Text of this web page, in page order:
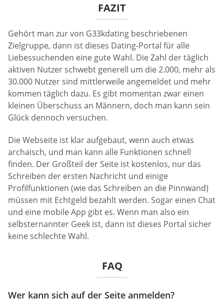
FAZIT
Gehört man zur von G33kdating beschriebenen
Zielgruppe, dann ist dieses Dating-Portal für alle
Liebessuchenden eine gute Wahl. Die Zahl der täglich
aktiven Nutzer schwebt generell um die 2.000, mehr als
30.000 Nutzer sind mittlerweile angemeldet und mehr
kommen täglich dazu. Es gibt momentan zwar einen
kleinen Überschuss an Männern, doch man kann sein
Glück dennoch versuchen.
Die Webseite ist klar aufgebaut, wenn auch etwas
archaisch, und man kann alle Funktionen schnell
finden. Der Großteil der Seite ist kostenlos, nur das
Schreiben der ersten Nachricht und einige
Profilfunktionen (wie das Schreiben an die Pinnwand)
müssen mit Echtgeld bezahlt werden. Sogar einen Chat
und eine mobile App gibt es. Wenn man also ein
selbsternannter Geek ist, dann ist dieses Portal sicher
keine schlechte Wahl.
FAQ
Wer kann sich auf der Seite anmelden?